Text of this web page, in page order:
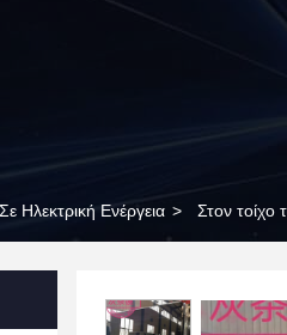
Ηλεκτρική Ενέργεια > Στον τοίχο